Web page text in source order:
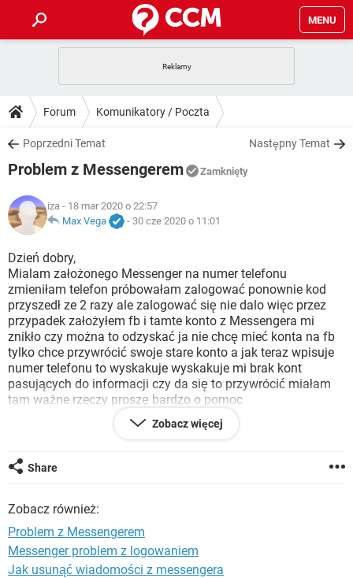
MENU
GRY WHATSAPP
SPOTIFY
INSTAGRAM FACEBOOK
WINDOWS 10
PORADY
PlayStation TIKTOK
INSTAGRAM
WINDOWS 10
DO POBRANIA
ANDROID TIKTOK
GRY
IOS NETFLIX
INSTAGRAM
WINDOWS 10
COVID-19
GRY
SPOTIFY
INSTAGRAM FACEBOOK
WINDOWS 10
ARTYKUŁY
COVID-19
GRY WHATSAPP
SPOTIFY NETFLIX
INSTAGRAM FACEBOOK
WINDOWS 10
Forum Komunikatory / Poczta
Poprzedni Temat Następny Temat
Problem z Messengerem Zamknięty
iza - 18 mar 2020 o 22:57
Max Vega
- 30 cze 2020 o 11:01
Dzień dobry,
Mialam założonego Messenger na numer telefonu
zmieniłam telefon próbowałam zalogować ponownie kod
przyszedł ze 2 razy ale zalogować się nie dalo więc przez
przypadek założyłem fb i tamte konto z Messengera mi
znikło czy można to odzyskać ja nie chcę mieć konta na fb
tylko chce przywrócić swoje stare konto a jak teraz wpisuje
numer telefonu to wyskakuje wyskakuje mi brak kont
pasujących do informacji czy da się to przywrócić miałam
tam ważne rzeczy proszę bardzo o pomoc
Zobacz więcej
Share
Zobacz również:
Problem z Messengerem
Messenger problem z logowaniem
Jak usunąć wiadomości z messengera